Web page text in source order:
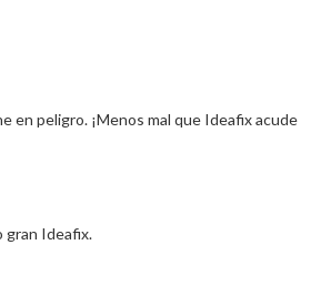
en peligro. ¡Menos mal que Ideafix acude
gran Ideafix.